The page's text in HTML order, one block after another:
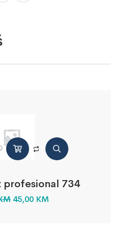
profesional 734
45,00 KM